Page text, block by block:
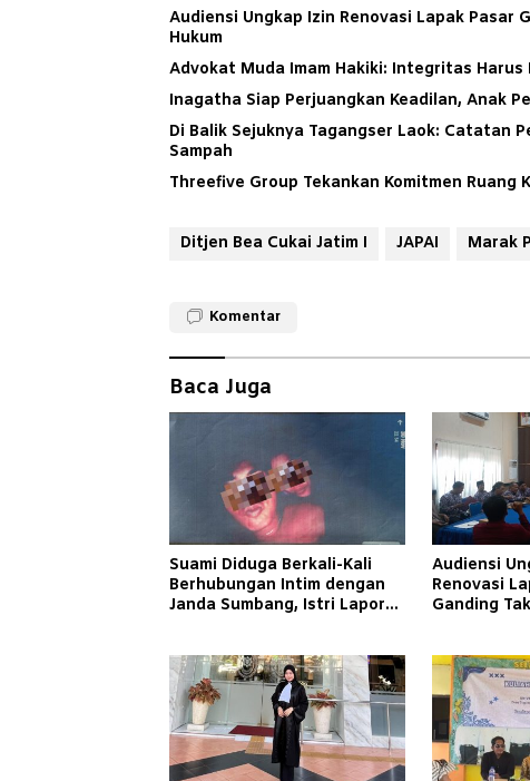
Audiensi Ungkap Izin Renovasi Lapak Pasar
Hukum
Advokat Muda Imam Hakiki: Integritas Harus
Inagatha Siap Perjuangkan Keadilan, Anak
Di Balik Sejuknya Tagangser Laok: Catatan
Sampah
Threefive Group Tekankan Komitmen
Ditjen Bea Cukai Jatim I JAPAI Marak
Komentar
Baca Juga
Suami Diduga Berkali-Kali
Berhubungan Intim dengan
Janda Sumbang, Istri Lapor
Audiensi
Renovasi
Ganding